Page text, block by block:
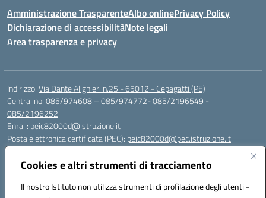
Cookies e altri strumenti di tracciamento
Il nostro Istituto non utilizza strumenti di profilazione degli utenti -
Amministrazione TrasparenteAlbo onlinePrivacy Policy
Dichiarazione di accessibilitàNote legali
Area trasparenza e privacy
Indirizzo:Via Dante Alighieri n.25 - 65012 - Cepagatti (PE)
Centralino:085/974608 – 085/974772- 085/2196549 -
085/2196252
Email: peic82000d@istruzione.it
Posta elettronica certificata (PEC): peic82000d@pec.istruzione.it
Codice fiscale: 91100590685
Codice meccanografico: PEIC82000D
Codice Indice delle Pubbliche Amministrazioni (IPA): istsc_peic82000d